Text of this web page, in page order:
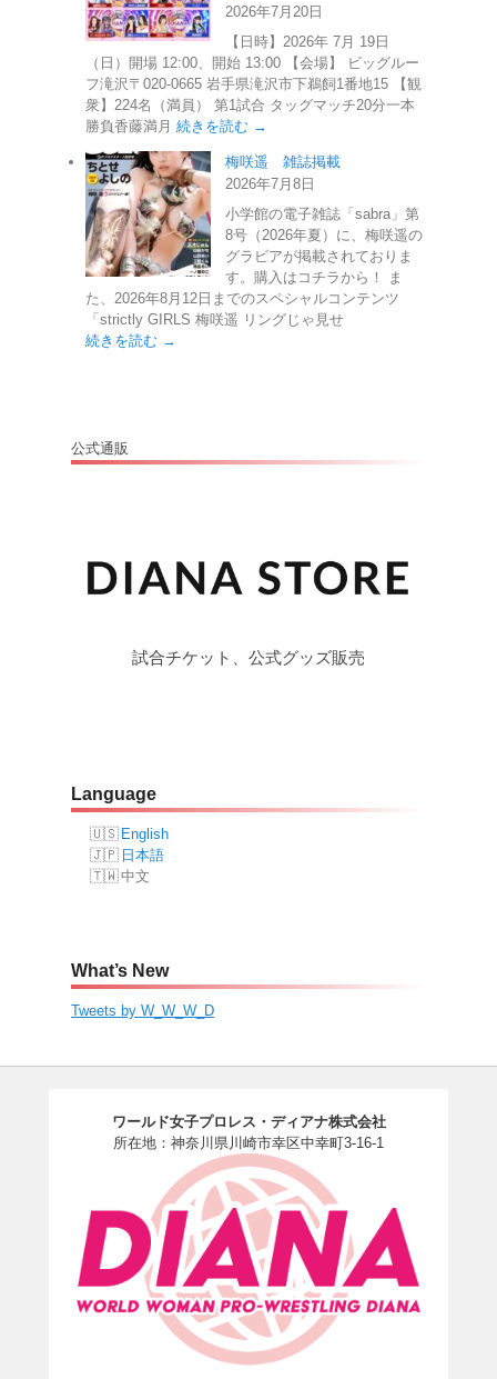
2026年7月20日
【日時】2026年 7月 19日
（日）開場 12:00、開始 13:00 【会場】 ビッグルー
フ滝沢〒020-0665 岩手県滝沢市下鵜飼1番地15 【観
衆】224名（満員） 第1試合 タッグマッチ20分一本
勝負香藤満月 続きを読む →
梅咲遥 雑誌掲載
2026年7月8日
小学館の電子雑誌「sabra」第
8号（2026年夏）に、梅咲遥の
グラビアが掲載されておりま
す。購入はコチラから！ ま
た、2026年8月12日までのスペシャルコンテンツ
「strictly GIRLS 梅咲遥 リングじゃ見せ
続きを読む →
公式通販
試合チケット、公式グッズ販売
Language
English
日本語
中文
What’s New
Tweets by W_W_W_D
ワールド女子プロレス・ディアナ株式会社
所在地：神奈川県川崎市幸区中幸町3-16-1